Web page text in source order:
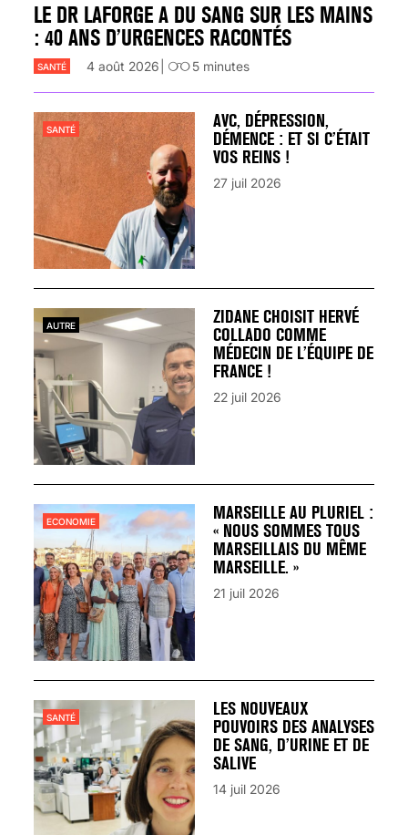
LE DR LAFORGE A DU SANG SUR LES MAINS
: 40 ANS D’URGENCES RACONTÉS
SANTÉ 4 août 2026 5 minutes
AVC, DÉPRESSION,
DÉMENCE : ET SI C’ÉTAIT
VOS REINS !
SANTÉ
27 juil 2026
ZIDANE CHOISIT HERVÉ
COLLADO COMME
MÉDECIN DE L’ÉQUIPE DE
FRANCE !
AUTRE
22 juil 2026
MARSEILLE AU PLURIEL :
« NOUS SOMMES TOUS
MARSEILLAIS DU MÊME
MARSEILLE. »
ECONOMIE
21 juil 2026
LES NOUVEAUX
POUVOIRS DES ANALYSES
DE SANG, D’URINE ET DE
SALIVE
SANTÉ
14 juil 2026